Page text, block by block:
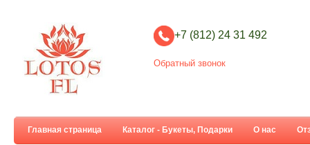
+7 (812) 24 31 492
Обратный звонок
Главная страница Каталог - Букеты, Подарки О нас